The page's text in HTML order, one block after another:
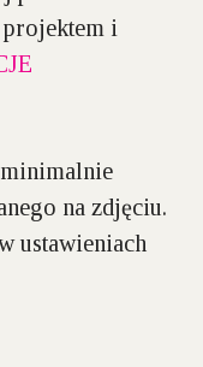
i
na zdjęciu.
ustawieniach